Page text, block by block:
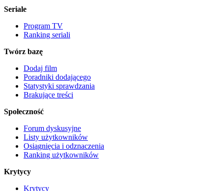
Seriale
Program TV
Ranking seriali
Twórz bazę
Dodaj film
Poradniki dodającego
Statystyki sprawdzania
Brakujące treści
Społeczność
Forum dyskusyjne
Listy użytkowników
Osiągnięcia i odznaczenia
Ranking użytkowników
Krytycy
Krytycy